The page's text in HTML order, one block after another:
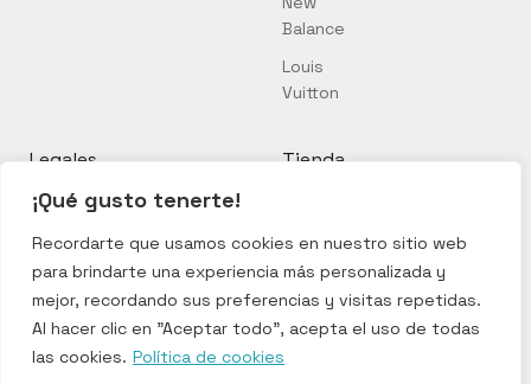
¡Qué gusto tenerte!
Recordarte que usamos cookies en nuestro sitio web
para brindarte una experiencia más personalizada y
mejor, recordando sus preferencias y visitas repetidas.
Al hacer clic en "Aceptar todo", acepta el uso de todas
las cookies. Política de cookies
Balance
Louis
Vuitton
Legales
Política de cookies
Política de privacidad
Términos y condiciones
Tienda
Mi carrito
Finalizar
compra